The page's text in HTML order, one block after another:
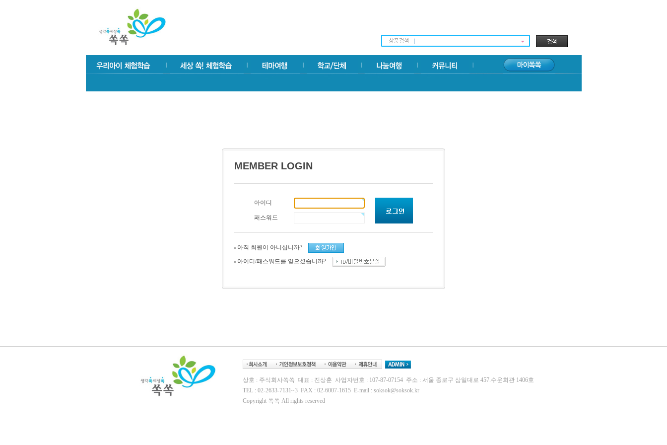
MEMBER LOGIN
아이디
패스워드
아직 회원이 아니십니까?
아이디/패스워드를 잊으셨습니까?
상호 : 주식회사쏙쏙 대표 : 진상훈 사업자번호 : 107-87-07154 주소 : 서울 종로구 삼일대로 457.수운회관 1406호
TEL : 02-2633-7131~3 FAX : 02-6007-1615 E-mail : soksok@soksok.kr
Copyright 쏙쏙 All rights reserved